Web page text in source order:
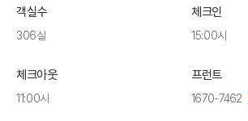
객실수
306실
체크인
15:00시
체크아웃
11:00시
프런트
1670-7462